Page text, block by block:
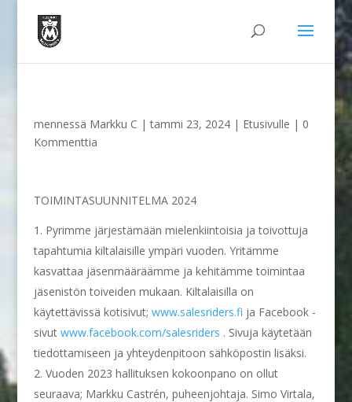
mennessä Markku C |tammi 23, 2024| Etusivulle | 0
Kommenttia
TOIMINTASUUNNITELMA 2024
Pyrimme järjestämään mielenkiintoisia ja toivottuja
tapahtumia kiltalaisille ympäri vuoden. Yritämme
kasvattaa jäsenmääräämme ja kehitämme toimintaa
jäsenistön toiveiden mukaan. Kiltalaisilla on
käytettävissä kotisivut; www.salesriders.fi ja Facebook -
sivut www.facebook.com/salesriders . Sivuja käytetään
tiedottamiseen ja yhteydenpitoon sähköpostin lisäksi.
Vuoden 2023 hallituksen kokoonpano on ollut
seuraava; Markku Castrén, puheenjohtaja. Simo Virtala,